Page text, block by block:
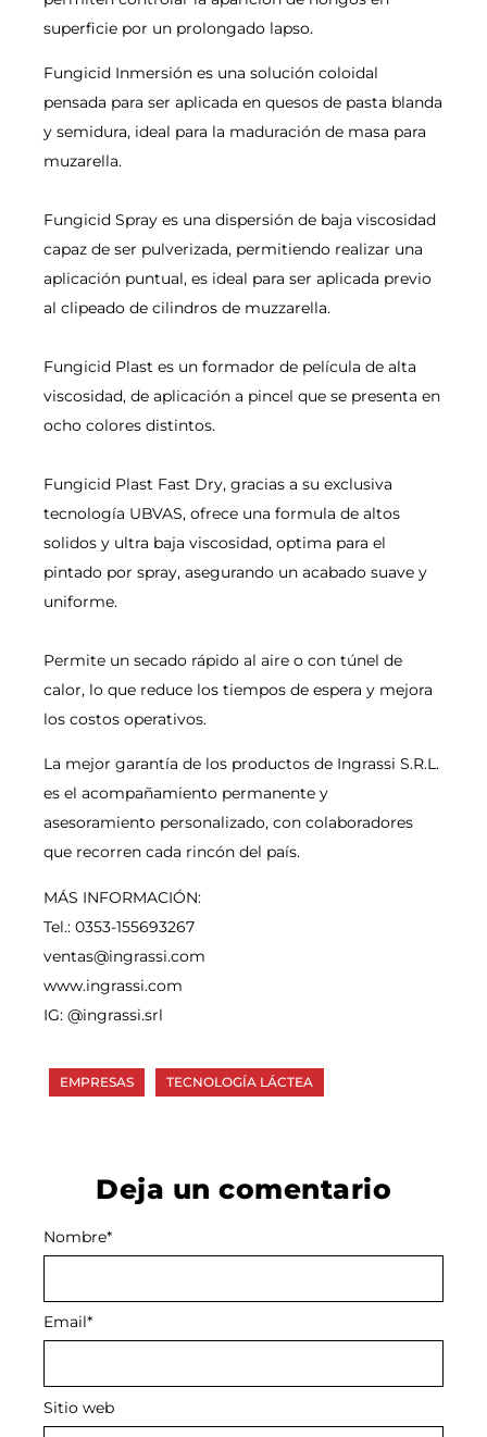
superficie por un prolongado lapso.
Fungicid Inmersión es una solución coloidal
pensada para ser aplicada en quesos de pasta blanda
y semidura, ideal para la maduración de masa para
muzarella.
Fungicid Spray es una dispersión de baja viscosidad
capaz de ser pulverizada, permitiendo realizar una
aplicación puntual, es ideal para ser aplicada previo
al clipeado de cilindros de muzzarella.
Fungicid Plast es un formador de película de alta
viscosidad, de aplicación a pincel que se presenta en
ocho colores distintos.
Fungicid Plast Fast Dry, gracias a su exclusiva
tecnología UBVAS, ofrece una formula de altos
solidos y ultra baja viscosidad, optima para el
pintado por spray, asegurando un acabado suave y
uniforme.
Permite un secado rápido al aire o con túnel de
calor, lo que reduce los tiempos de espera y mejora
los costos operativos.
La mejor garantía de los productos de Ingrassi S.R.L.
es el acompañamiento permanente y
asesoramiento personalizado, con colaboradores
que recorren cada rincón del país.
MÁS INFORMACIÓN:
Tel.: 0353-155693267
ventas@ingrassi.com
www.ingrassi.com
IG: @ingrassi.srl
EMPRESAS TECNOLOGÍA LÁCTEA
Deja un comentario
Nombre*
Email*
Sitio web
Alternative: